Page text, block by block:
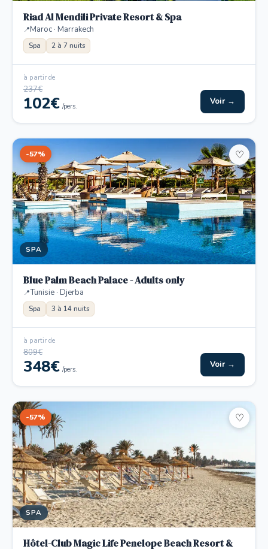
Riad Al Mendili Private Resort & Spa
Maroc · Marrakech
Spa 2 à 7 nuits
à partir de
237€
102€ /pers. Voir →
-57%
SPA
♡
Blue Palm Beach Palace - Adults only
Tunisie · Djerba
Spa 3 à 14 nuits
à partir de
809€
348€ /pers. Voir →
-57%
SPA
♡
Hôtel-Club Magic Life Penelope Beach Resort &